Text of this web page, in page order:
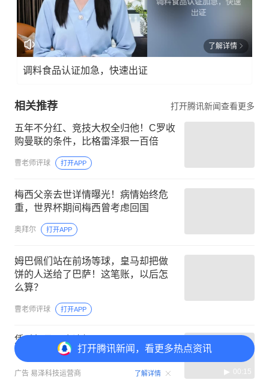
打开腾讯新闻，看更多热点资讯
了解详情
调料食品认证加急，快速出证
相关推荐 打开腾讯新闻查看更多
五年不分红、竞技大权全归他！C罗收
购曼联的条件，比格雷泽狠一百倍
曹老师评球 打开APP
梅西父亲去世详情曝光！病情始终危
重，世界杯期间梅西曾考虑回国
奥拜尔 打开APP
姆巴佩们站在前场等球，皇马却把做
饼的人送给了巴萨！这笔账，以后怎
么算？
曹老师评球 打开APP
凭手机号，确认领取！
广告 易泽科技运营商 了解详情 00:15